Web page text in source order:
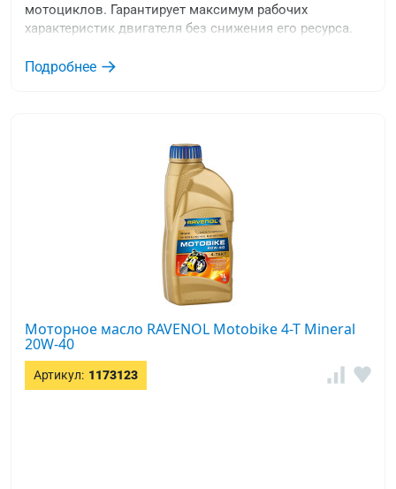
мотоциклов. Гарантирует максимум рабочих
характеристик двигателя без снижения его ресурса.
Подробнее
Моторное масло RAVENOL Motobike 4-T Mineral
20W-40
Артикул: 1173123